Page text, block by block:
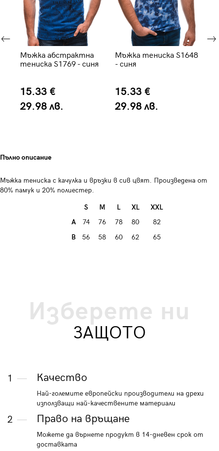
Мъжка абстрактна
тениска S1769 - синя
15.33 €
29.98 лв.
Мъжка тениска S1648
- синя
15.33 €
29.98 лв.
Пълно описание
Мъжка тениска с качулка и връзки в сив цвят. Произведена от
80% памук и 20% полиестер.
S M L XL
XXL
A
74 76 78 80
82
B
56 58 60 62 65
Изберете ни
ЗАЩОТО
1 Качество
Най-големите европейски производители на дрехи
използващи най-качествените материали
2 Право на връщане
Можете да върнете продукт в 14-дневен срок от
доставката